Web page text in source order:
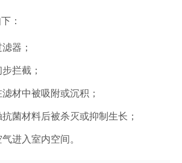
：
器；
拦截；
材中被吸附或沉积；
菌材料后被杀灭或抑制生长；
进入室内空间。